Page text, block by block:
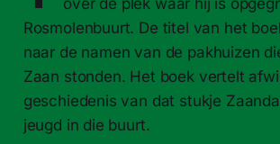
Rosmolenbuurt. De titel van het
naar de namen van de pakhuizen
Zaan stonden. Het boek vertelt
geschiedenis van dat stukje
jeugd in die buurt.